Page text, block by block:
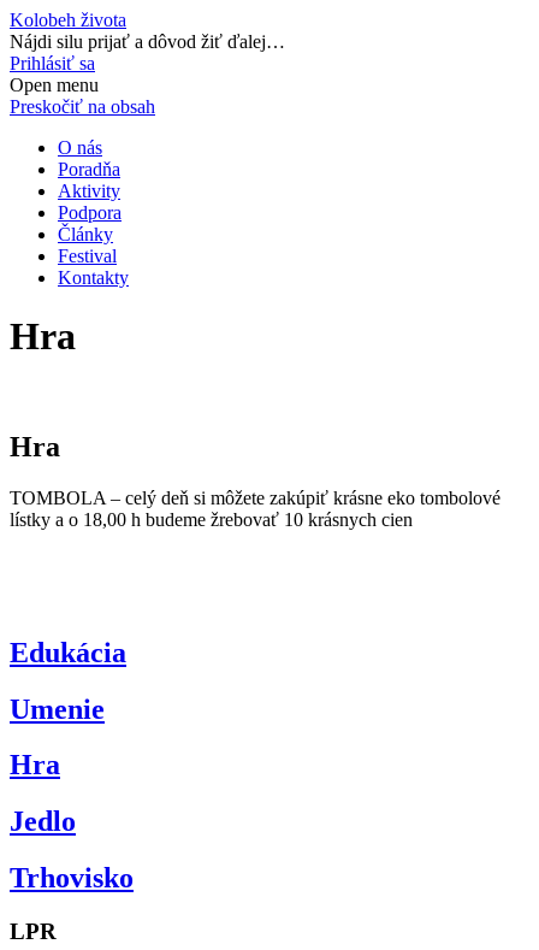
Kolobeh života
Nájdi silu prijať a dôvod žiť ďalej…
Prihlásiť sa
Open menu
Preskočiť na obsah
O nás
Poradňa
Aktivity
Podpora
Články
Festival
Kontakty
Hra
Hra
TOMBOLA – celý deň si môžete zakúpiť krásne eko tombolové
lístky a o 18,00 h budeme žrebovať 10 krásnych cien
Edukácia
Umenie
Hra
Jedlo
Trhovisko
LPR